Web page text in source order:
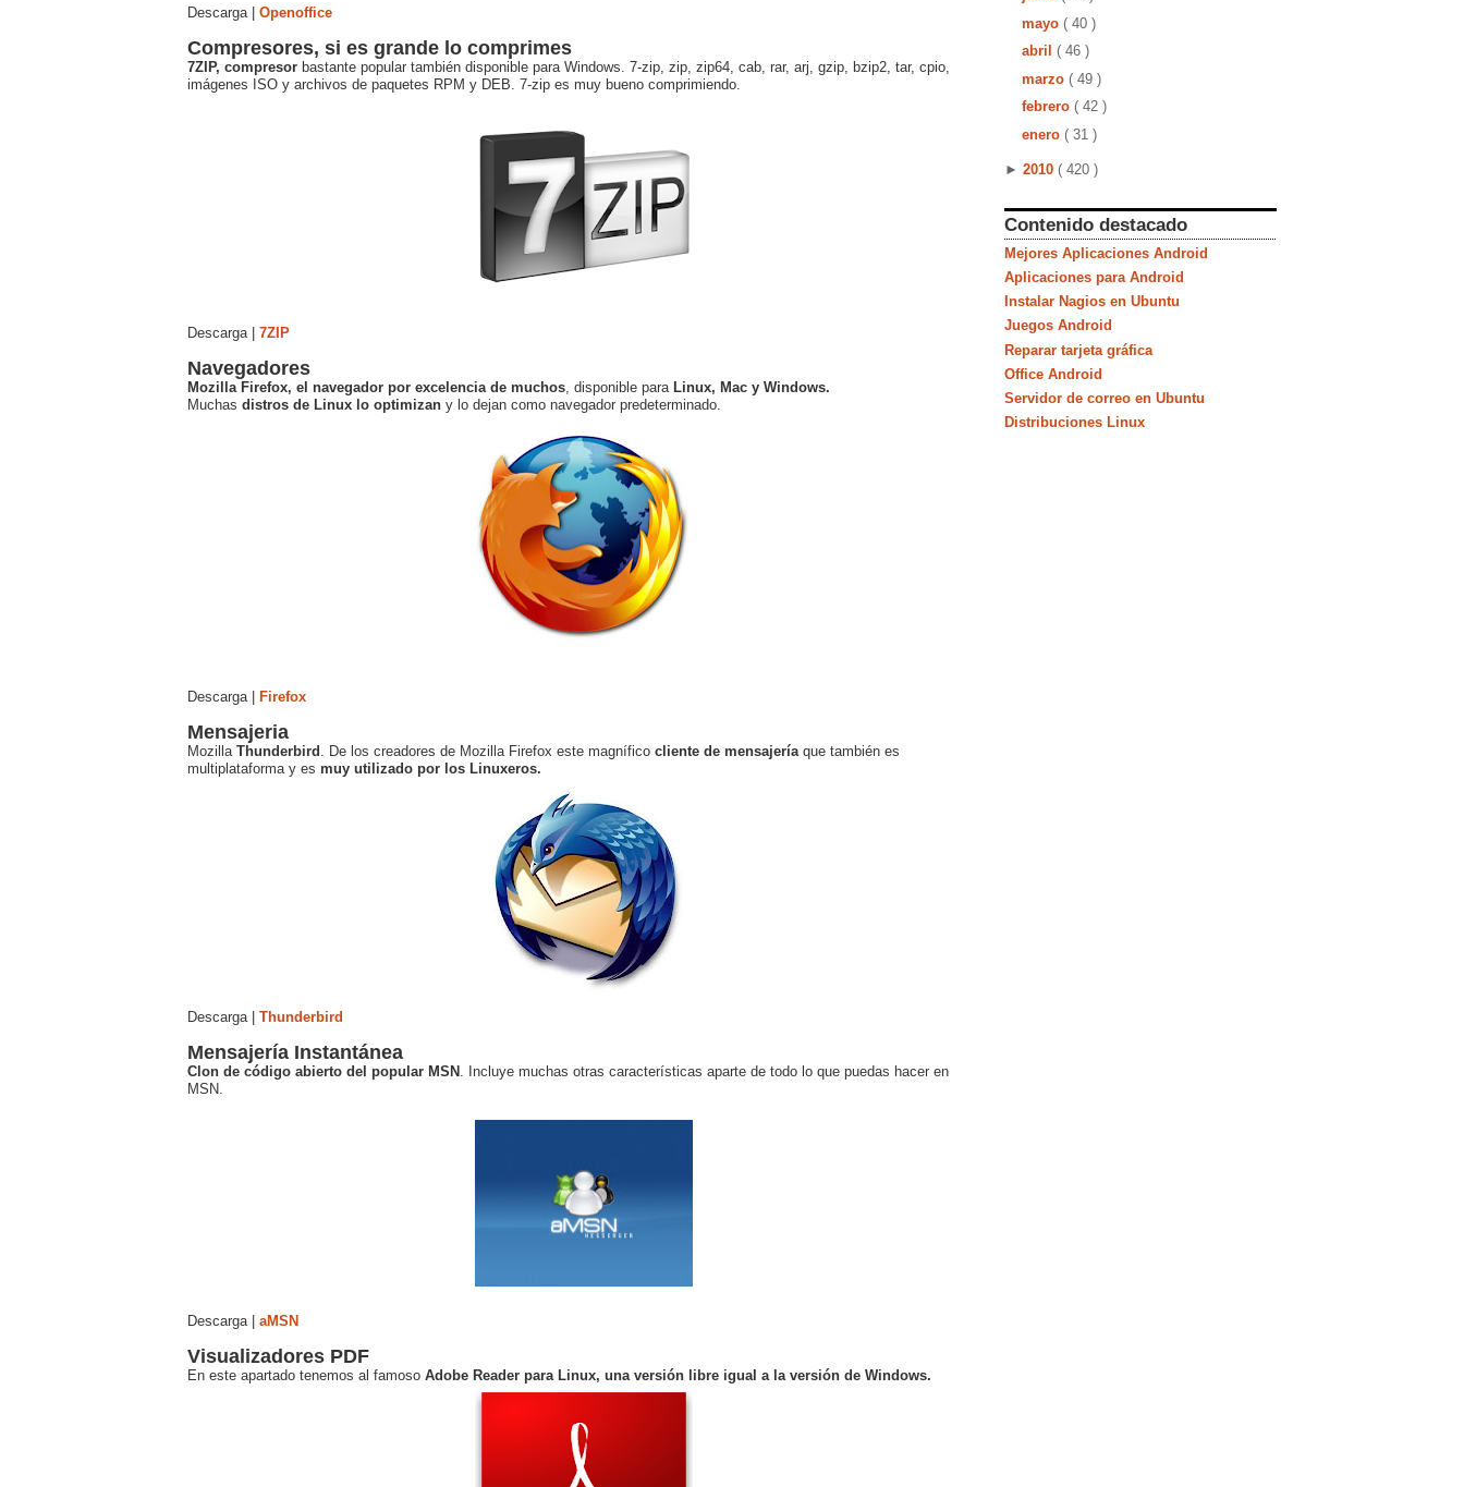
Descarga | Openoffice
Compresores, si es grande lo comprimes
7ZIP, compresor bastante popular también disponible para Windows. 7-zip, zip, zip64, cab, rar, arj, gzip, bzip2, tar, cpio,
imágenes ISO y archivos de paquetes RPM y DEB. 7-zip es muy bueno comprimiendo.
Descarga | 7ZIP
Navegadores
Mozilla Firefox, el navegador por excelencia de muchos , disponible para Linux, Mac y Windows.
Muchas distros de Linux lo optimizan y lo dejan como navegador predeterminado.
Descarga | Firefox
Mensajeria
Mozilla Thunderbird . De los creadores de Mozilla Firefox este magnífico cliente de mensajería que también es
multiplataforma y es muy utilizado por los Linuxeros.
Descarga | Thunderbird
Mensajería Instantánea
Clon de código abierto del popular MSN . Incluye muchas otras características aparte de todo lo que puedas hacer en
MSN.
Descarga | aMSN
Visualizadores PDF
En este apartado tenemos al famoso Adobe Reader para Linux, una versión libre igual a la versión de Windows.
mayo ( 40 )
abril ( 46 )
marzo ( 49 )
febrero ( 42 )
enero ( 31 )
► 2010 ( 420 )
Contenido destacado
Mejores Aplicaciones Android
Aplicaciones para Android
Instalar Nagios en Ubuntu
Juegos Android
Reparar tarjeta gráfica
Office Android
Servidor de correo en Ubuntu
Distribuciones Linux